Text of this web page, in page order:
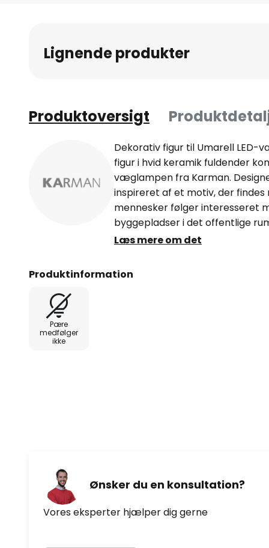
billedgalleriet
Lignende produkter
Produktoversigt
Dekorativ figur til Umarell
figur i hvid keramik fuldender
væglampen fra Karman.
inspireret af et motiv, der
mennesker følger interesseret
byggepladser i det offentlige
tiden til at gå. I Umarell-
de livagtige Umarells, der kun
Læs mere om det
Produktinformation
Pære
medfølger
ikke
Ønsker du en konsultation?
Vores eksperter hjælper dig gerne